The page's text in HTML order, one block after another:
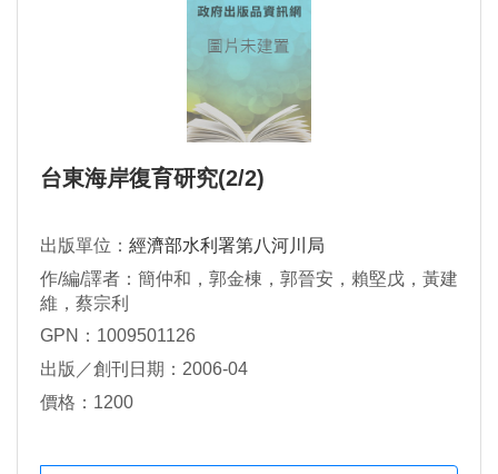
台東海岸復育研究(2/2)
出版單位： 經濟部水利署第八河川局
作/編/譯者：簡仲和，郭金棟，郭晉安，賴堅戊，黃建
維，蔡宗利
GPN：1009501126
出版／創刊日期：2006-04
價格：1200